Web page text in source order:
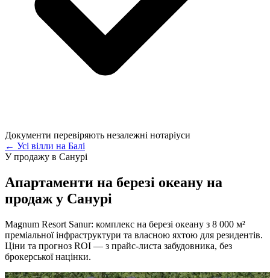
Документи перевіряють незалежні нотаріуси
← Усі вілли на Балі
У продажу в Санурі
Апартаменти на березі океану на
продаж у Санурі
Magnum Resort Sanur: комплекс на березі океану з 8 000 м²
преміальної інфраструктури та власною яхтою для резидентів.
Ціни та прогноз ROI — з прайс-листа забудовника, без
брокерської націнки.